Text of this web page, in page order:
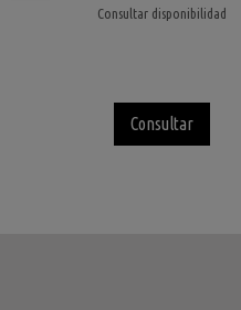
Consultar disponibilidad
Consultar